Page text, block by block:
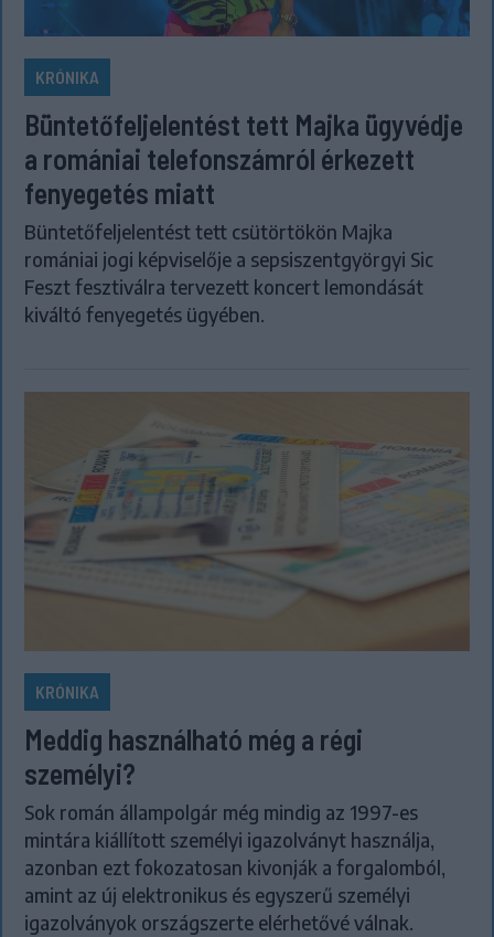
KRÓNIKA
Büntetőfeljelentést tett Majka ügyvédje
a romániai telefonszámról érkezett
fenyegetés miatt
Büntetőfeljelentést tett csütörtökön Majka
romániai jogi képviselője a sepsiszentgyörgyi Sic
Feszt fesztiválra tervezett koncert lemondását
kiváltó fenyegetés ügyében.
KRÓNIKA
Meddig használható még a régi
személyi?
Sok román állampolgár még mindig az 1997-es
mintára kiállított személyi igazolványt használja,
azonban ezt fokozatosan kivonják a forgalomból,
amint az új elektronikus és egyszerű személyi
igazolványok országszerte elérhetővé válnak.